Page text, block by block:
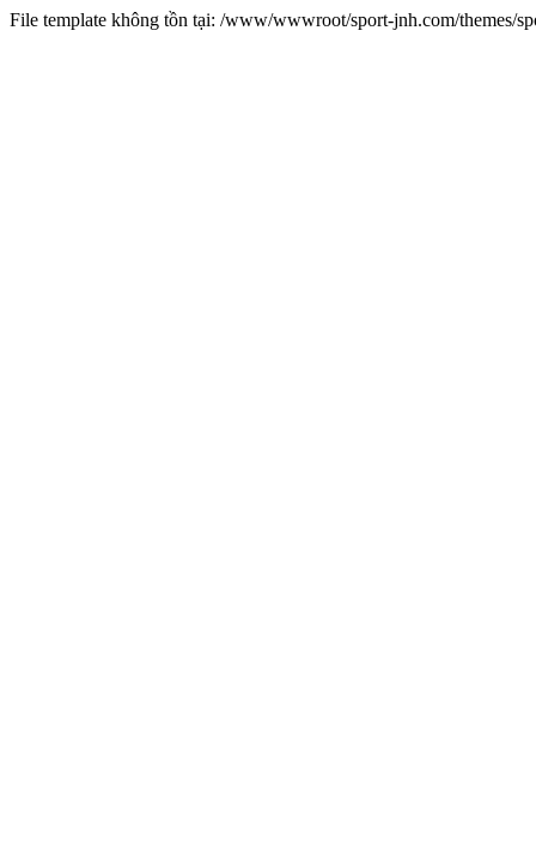
File template không tồn tại: /www/wwwroot/sport-jnh.com/themes/